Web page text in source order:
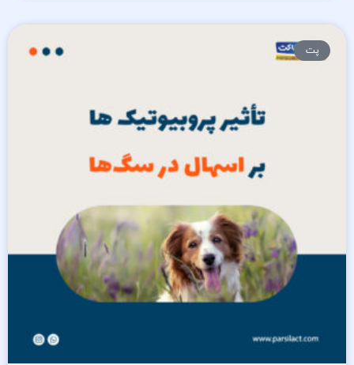
پت